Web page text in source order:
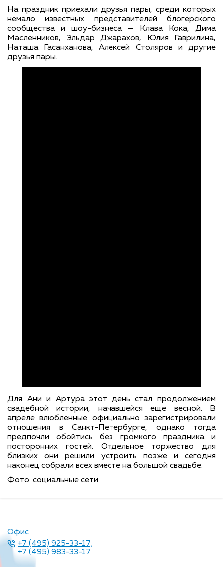
На праздник приехали друзья пары, среди которых
немало известных представителей блогерского
сообщества и шоу-бизнеса — Клава Кока, Дима
Масленников, Эльдар Джарахов, Юлия Гаврилина,
Наташа Гасанханова, Алексей Столяров и другие
друзья пары.
Для Ани и Артура этот день стал продолжением
свадебной истории, начавшейся еще весной. В
апреле влюбленные официально зарегистрировали
отношения в Санкт-Петербурге, однако тогда
предпочли обойтись без громкого праздника и
посторонних гостей. Отдельное торжество для
близких они решили устроить позже и сегодня
наконец собрали всех вместе на большой свадьбе.
Фото: социальные сети
Офис
+7 (495) 925-33-17;
+7 (495) 983-33-17